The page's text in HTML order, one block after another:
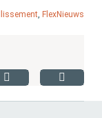
, FlexNieuws